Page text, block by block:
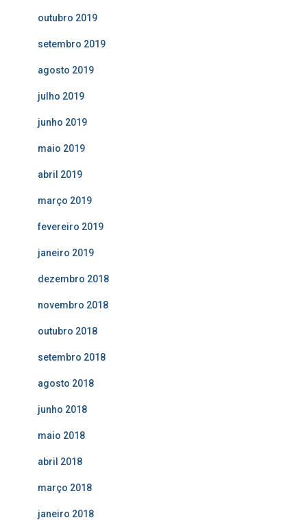
outubro 2019
setembro 2019
agosto 2019
julho 2019
junho 2019
maio 2019
abril 2019
março 2019
fevereiro 2019
janeiro 2019
dezembro 2018
novembro 2018
outubro 2018
setembro 2018
agosto 2018
junho 2018
maio 2018
abril 2018
março 2018
janeiro 2018